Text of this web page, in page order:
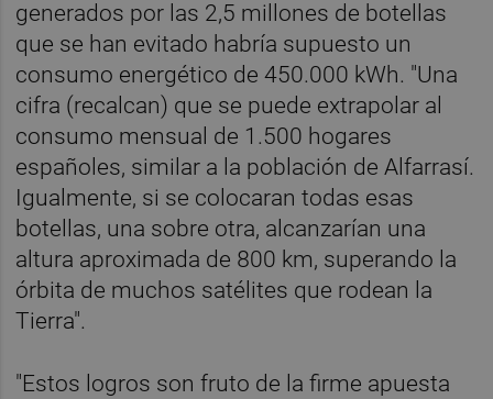
generados por las 2,5 millones de botellas
que se han evitado habría supuesto un
consumo energético de 450.000 kWh. "Una
cifra (recalcan) que se puede extrapolar al
consumo mensual de 1.500 hogares
españoles, similar a la población de Alfarrasí.
Igualmente, si se colocaran todas esas
botellas, una sobre otra, alcanzarían una
altura aproximada de 800 km, superando la
órbita de muchos satélites que rodean la
Tierra".
"Estos logros son fruto de la firme apuesta